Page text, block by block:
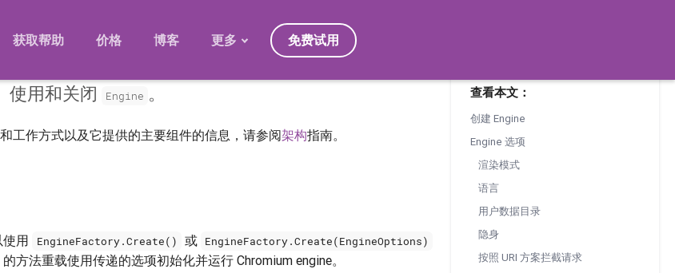
获取帮助 价格 博客 更多 免费试用
使用和关闭 Engine 。
工作方式以及它提供的主要组件的信息，请参阅架构指南。
用 EngineFactory.Create() 或 EngineFactory.Create(EngineOptions)
的方法重载使用传递的选项初始化并运行 Chromium engine。
查看本文：
创建 Engine
Engine 选项
渲染模式
语言
用户数据目录
隐身
按照 URI 方案拦截请求